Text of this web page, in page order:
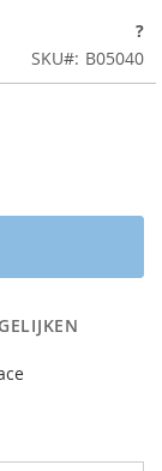
?
SKU
B05040